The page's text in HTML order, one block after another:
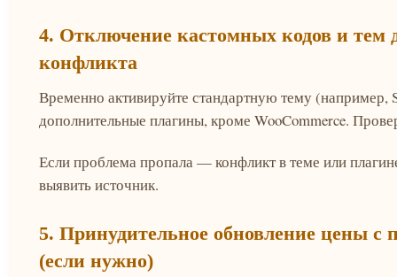
4. Отключение кастомных кодов и тем
конфликта
Временно активируйте стандартную тему (например,
дополнительные плагины, кроме WooCommerce.
Если проблема пропала — конфликт в теме или
выявить источник.
5. Принудительное обновление цены с
(если нужно)